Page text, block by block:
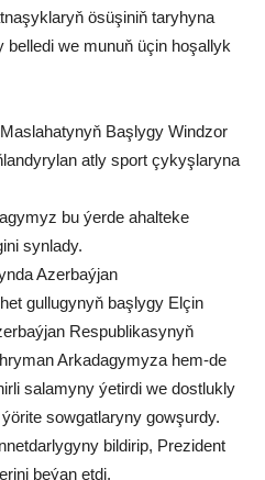
ösüşiniň taryhyna
we munuň üçin hoşallyk
Başlygy Windzor
atly sport çykyşlaryna
bu ýerde ahalteke
synlady.
Azerbaýjan
gullugynyň başlygy Elçin
Respublikasynyň
Arkadagymyza hem-de
salamyny ýetirdi we dostlukly
sowgatlaryny gowşurdy.
bildirip, Prezident
beýan etdi.